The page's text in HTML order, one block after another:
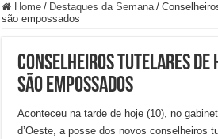
Home / Destaques da Semana /
são empossados
Conselheiros Tutelares de
são empossados
Aconteceu na tarde de hoje (10), no
d’Oeste, a posse dos novos conselheiros